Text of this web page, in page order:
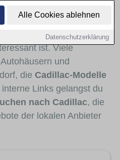
Alle Cookies ablehnen
Datenschutzerklärung
Cadillac stark
häufig im Stadt-
sind und für welche
ist. Viele
und
die Cadillac-Modelle
Links gelangst du
nach Cadillac, die
der lokalen Anbieter